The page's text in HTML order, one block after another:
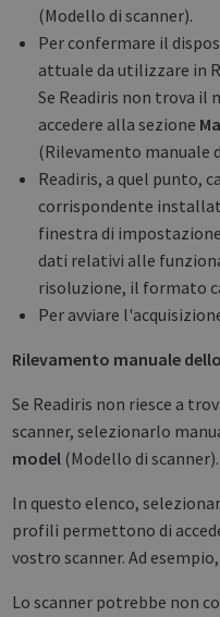
(Modello di scanner).
Per confermare il
attuale da utilizzare in
Se Readiris non trova
accedere alla sezione
(Rilevamento manuale
Readiris, a quel punto,
corrispondente
finestra di
dati relativi alle
risoluzione, il formato
Per avviare
Rilevamento manuale
Se Readiris non riesce a
scanner, selezionarlo
model (Modello di scanner).
In questo elenco,
profili permettono di
vostro scanner. Ad
Lo scanner potrebbe non